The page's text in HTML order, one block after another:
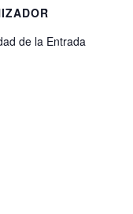
de la Entrada